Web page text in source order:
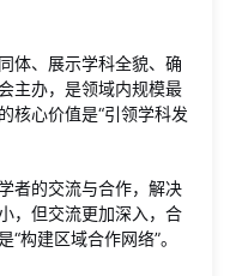
体、展示学科全貌、确
主办，是领域内规模最
核心价值是“引领学科发
者的交流与合作，解决
，但交流更加深入，合
构建区域合作网络”。